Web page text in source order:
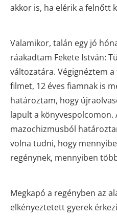
akkor is, ha elérik a felnőtt
Valamikor, talán egy jó
ráakadtam Fekete István:
változatára. Végignéztem
filmet, 12 éves fiamnak is
határoztam, hogy
lapult a könyvespolcomon.
mazochizmusból
volna tudni, hogy
regénynek, mennyiben
Megkapó a regényben az
elkényeztetett gyerek